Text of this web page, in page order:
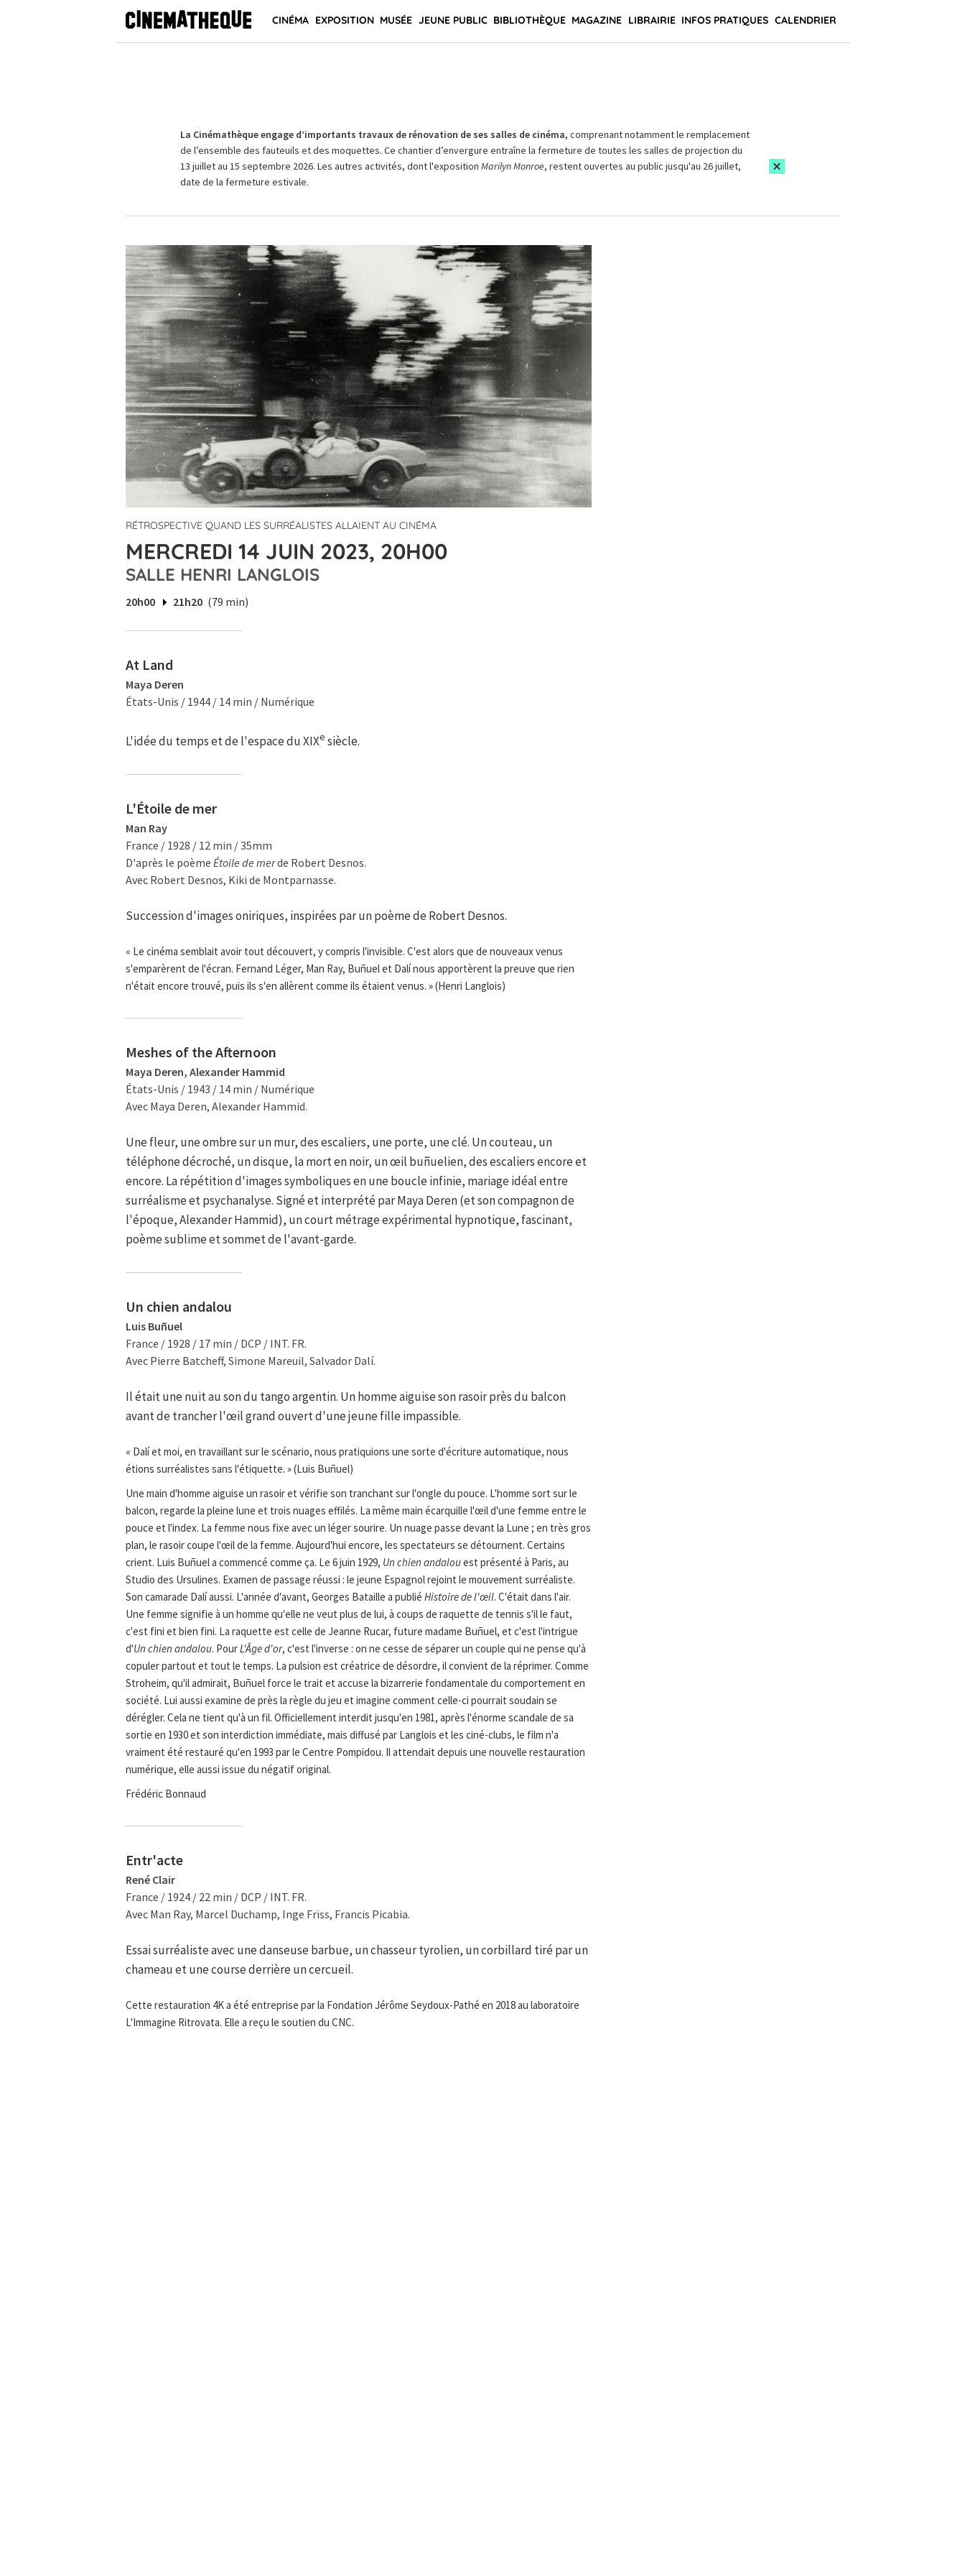
CINÉMA EXPOSITION MUSÉE JEUNE PUBLIC BIBLIOTHÈQUE MAGAZINE LIBRAIRIE INFOS PRATIQUES CALENDRIER
La Cinémathèque engage d’importants travaux de rénovation de ses salles de cinéma, comprenant notamment le remplacement
de l’ensemble des fauteuils et des moquettes. Ce chantier d’envergure entraîne la fermeture de toutes les salles de projection du
13 juillet au 15 septembre 2026. Les autres activités, dont l'exposition Marilyn Monroe, restent ouvertes au public jusqu'au 26 juillet,
date de la fermeture estivale.
RÉTROSPECTIVE QUAND LES SURRÉALISTES ALLAIENT AU CINÉMA
MERCREDI 14 JUIN 2023, 20H00
SALLE HENRI LANGLOIS
20h00 21h20 (79 min)
At Land
Maya Deren
États-Unis / 1944 / 14 min / Numérique
L'idée du temps et de l'espace du XIXe siècle.
L'Étoile de mer
Man Ray
France / 1928 / 12 min / 35mm
D'après le poème Étoile de merde Robert Desnos.
Avec Robert Desnos, Kiki de Montparnasse.
Succession d'images oniriques, inspirées par un poème de Robert Desnos.
« Le cinéma semblait avoir tout découvert, y compris l'invisible. C'est alors que de nouveaux venus
s'emparèrent de l'écran. Fernand Léger, Man Ray, Buñuel et Dalí nous apportèrent la preuve que rien
n'était encore trouvé, puis ils s'en allèrent comme ils étaient venus. » (Henri Langlois)
Meshes of the Afternoon
Maya Deren, Alexander Hammid
États-Unis / 1943 / 14 min / Numérique
Avec Maya Deren, Alexander Hammid.
Une fleur, une ombre sur un mur, des escaliers, une porte, une clé. Un couteau, un
téléphone décroché, un disque, la mort en noir, un œil buñuelien, des escaliers encore et
encore. La répétition d'images symboliques en une boucle infinie, mariage idéal entre
surréalisme et psychanalyse. Signé et interprété par Maya Deren (et son compagnon de
l'époque, Alexander Hammid), un court métrage expérimental hypnotique, fascinant,
poème sublime et sommet de l'avant-garde.
Un chien andalou
Luis Buñuel
France / 1928 / 17 min / DCP / INT. FR.
Avec Pierre Batcheff, Simone Mareuil, Salvador Dalí.
Il était une nuit au son du tango argentin. Un homme aiguise son rasoir près du balcon
avant de trancher l'œil grand ouvert d'une jeune fille impassible.
« Dalí et moi, en travaillant sur le scénario, nous pratiquions une sorte d'écriture automatique, nous
étions surréalistes sans l'étiquette. » (Luis Buñuel)
Une main d'homme aiguise un rasoir et vérifie son tranchant sur l'ongle du pouce. L'homme sort sur le
balcon, regarde la pleine lune et trois nuages effilés. La même main écarquille l'œil d'une femme entre le
pouce et l'index. La femme nous fixe avec un léger sourire. Un nuage passe devant la Lune ; en très gros
plan, le rasoir coupe l'œil de la femme. Aujourd'hui encore, les spectateurs se détournent. Certains
crient. Luis Buñuel a commencé comme ça. Le 6 juin 1929, Un chien andalouest présenté à Paris, au
Studio des Ursulines. Examen de passage réussi : le jeune Espagnol rejoint le mouvement surréaliste.
Son camarade Dalí aussi. L'année d'avant, Georges Bataille a publié Histoire de l'œil. C'était dans l'air.
Une femme signifie à un homme qu'elle ne veut plus de lui, à coups de raquette de tennis s'il le faut,
c'est fini et bien fini. La raquette est celle de Jeanne Rucar, future madame Buñuel, et c'est l'intrigue
d'Un chien andalou. PourL'Âge d'or, c'est l'inverse : on ne cesse de séparer un couple qui ne pense qu'à
copuler partout et tout le temps. La pulsion est créatrice de désordre, il convient de la réprimer. Comme
Stroheim, qu'il admirait, Buñuel force le trait et accuse la bizarrerie fondamentale du comportement en
société. Lui aussi examine de près la règle du jeu et imagine comment celle-ci pourrait soudain se
dérégler. Cela ne tient qu'à un fil. Officiellement interdit jusqu'en 1981, après l'énorme scandale de sa
sortie en 1930 et son interdiction immédiate, mais diffusé par Langlois et les ciné-clubs, le film n'a
vraiment été restauré qu'en 1993 par le Centre Pompidou. Il attendait depuis une nouvelle restauration
numérique, elle aussi issue du négatif original.
Frédéric Bonnaud
Entr'acte
René Clair
France / 1924 / 22 min / DCP / INT. FR.
Avec Man Ray, Marcel Duchamp, Inge Frïss, Francis Picabia.
Essai surréaliste avec une danseuse barbue, un chasseur tyrolien, un corbillard tiré par un
chameau et une course derrière un cercueil.
Cette restauration 4K a été entreprise par la Fondation Jérôme Seydoux-Pathé en 2018 au laboratoire
L'Immagine Ritrovata. Elle a reçu le soutien du CNC.